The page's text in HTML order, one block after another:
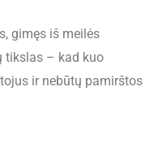
gimęs iš meilės
tikslas – kad kuo
ir nebūtų pamirštos